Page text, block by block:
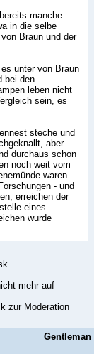
manche
in die selbe
Braun und der
unter von Braun
bei den
leben nicht
sein, es
steche und
aber
durchaus schon
noch weit vom
waren
- und
erreichen der
eines
wurde
mehr auf
zur Moderation
Gentleman